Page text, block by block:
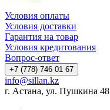
Условия оплаты
Условия доставки
Гарантия на товар
Условия кредитования
Вопрос-ответ
+7 (778) 746 01 67
info@sillan.kz
г. Астана, ул. Пушкина 48